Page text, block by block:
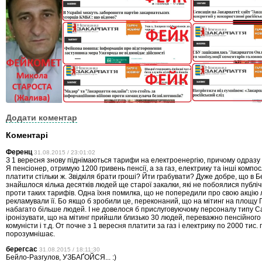
Додати коментар
Коментарі
Ференц 31.08.2015 / 23:01:02
З 1 вересня знову піднімаються тарифи на електроенергію, причому одразу
Я пенсіонер, отримую 1200 гривень пенсії, а за газ, електрику та інші
платити стільки ж. Звідкіля брати гроші? Йти грабувати? Дуже добре, що в
знайшлося кілька десятків людей ще старої закалки, які не побоялися
проти таких тарифів. Одна їхня помилка, що не попередили про свою акцію
рекламували її. Бо якщо б зробили це, переконаний, що на мітинг на площу
набагато більше людей. І не довелося б прислуговуючому персоналу типу
іронізувати, що на мітинг прийшли близько 30 людей, переважно пенсійного
комуністи і т.д. От почне з 1 вересня платити за газ і електрику по 2000 тис.
порозумнішає.
берегсас 31.08.2015 / 18:11:30
Бейло-Разгулов, УЗБАҐОЙСЯ... :)